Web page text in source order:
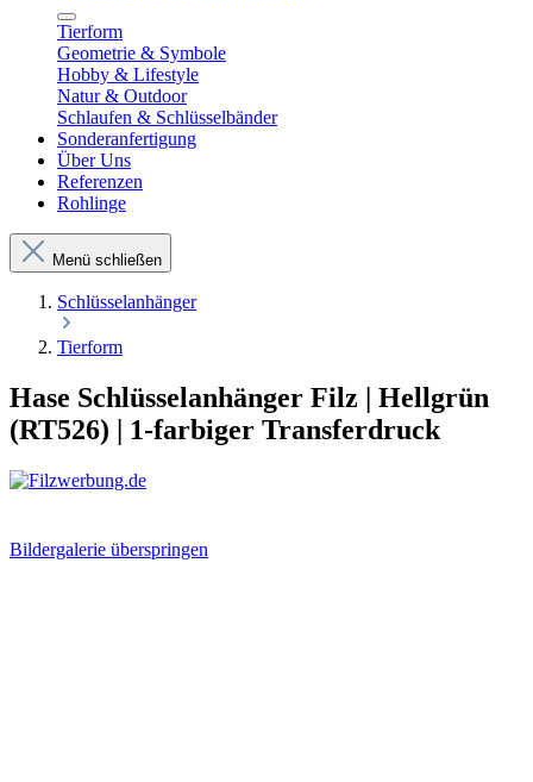
Tierform
Geometrie & Symbole
Hobby & Lifestyle
Natur & Outdoor
Schlaufen & Schlüsselbänder
Sonderanfertigung
Über Uns
Referenzen
Rohlinge
Menü schließen
Schlüsselanhänger
Tierform
Hase Schlüsselanhänger Filz | Hellgrün
(RT526) | 1-farbiger Transferdruck
Bildergalerie überspringen